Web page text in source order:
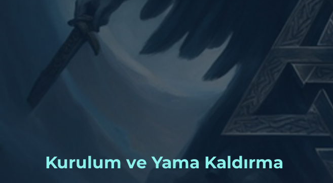
Kurulum ve Yama Kaldırma